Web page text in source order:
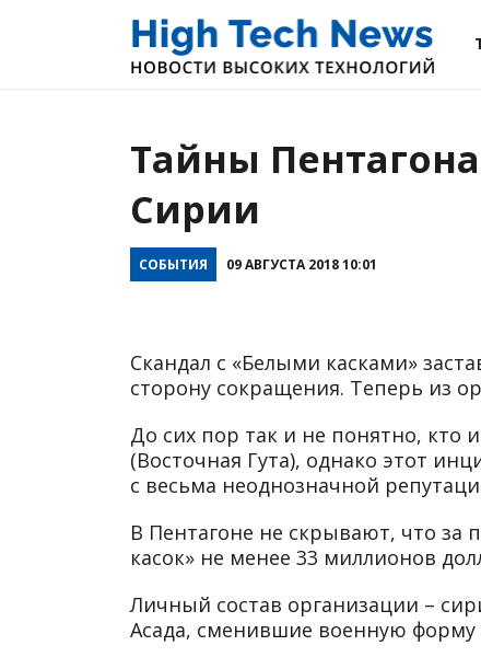
Тайны
Сирии
СОБЫТИЯ 09 АВГУСТА 2018 10:01
Скандал с «Белыми касками»
сторону сокращения. Теперь из
До сих пор так и не понятно, кто
(Восточная Гута), однако этот
с весьма неоднозначной
В Пентагоне не скрывают, что за
касок» не менее 33 миллионов
Личный состав организации –
Асада, сменившие военную